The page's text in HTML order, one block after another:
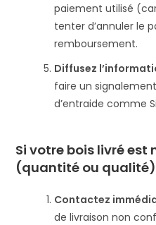
paiement utilisé
tenter d’annuler le
remboursement.
Diffusez
faire un
d’entraide comme
Si votre bois livré est
(quantité ou qualité)
Contactez
de livraison non